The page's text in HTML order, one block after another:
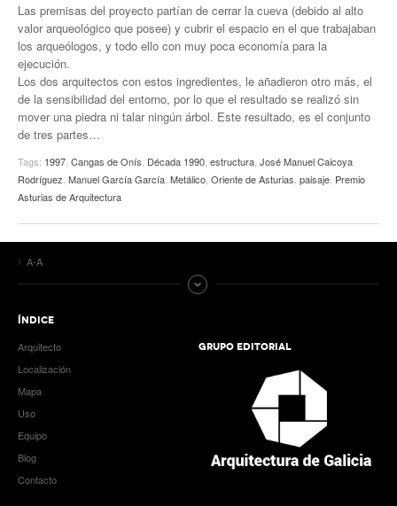
Las premisas del proyecto partían de cerrar la cueva (debido al alto
valor arqueológico que posee) y cubrir el espacio en el que trabajaban
los arqueólogos, y todo ello con muy poca economía para la
ejecución.
Los dos arquitectos con estos ingredientes, le añadieron otro más, el
de la sensibilidad del entorno, por lo que el resultado se realizó sin
mover una piedra ni talar ningún árbol. Este resultado, es el conjunto
de tres partes…
Tags: 1997 Cangas de Onís Década 1990 estructura José Manuel Caicoya
Rodríguez Manuel García García Metálico Oriente de Asturias paisaje Premio
Asturias de Arquitectura
A-A
ÍNDICE
Arquitecto
Localización
Mapa
Uso
Equipo
Blog
Contacto
GRUPO EDITORIAL